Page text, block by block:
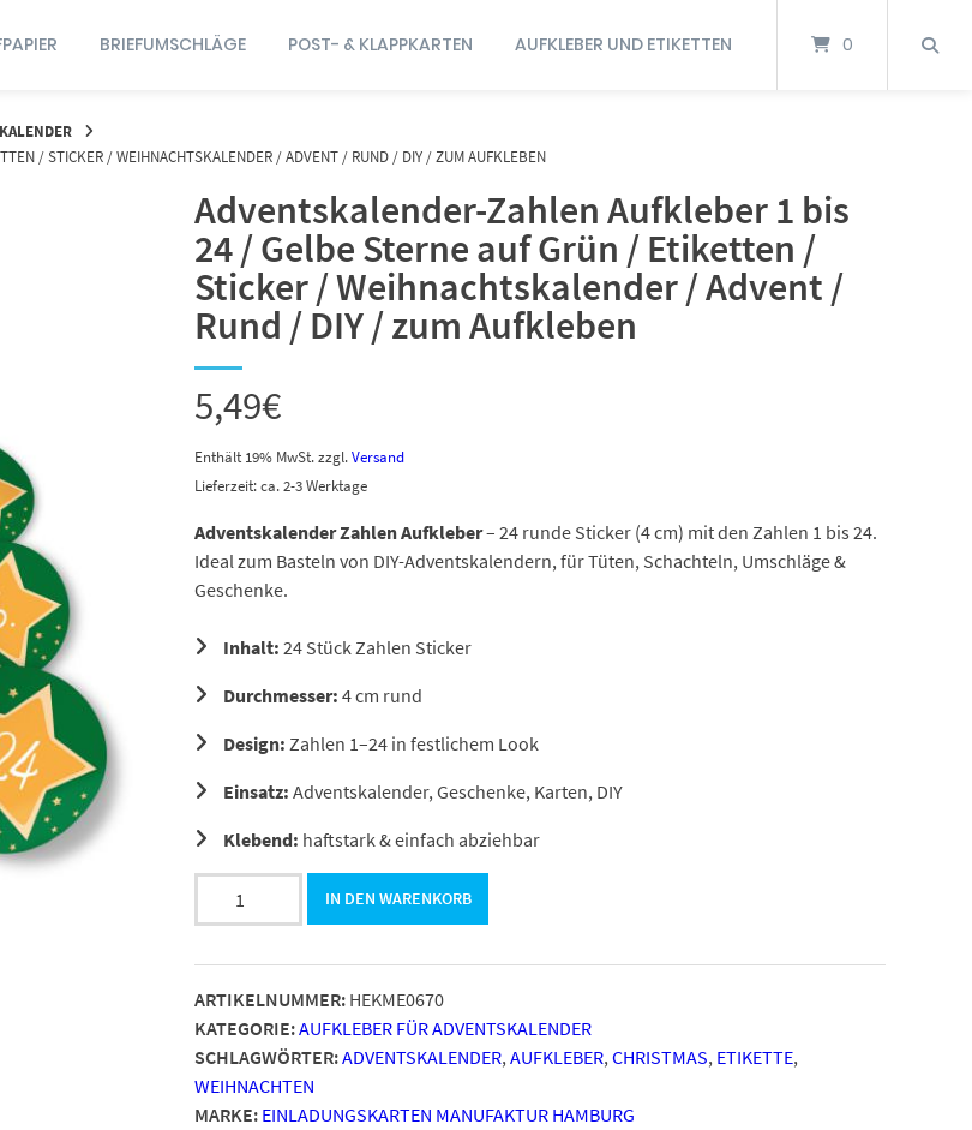
BRIEFUMSCHLÄGE POST- & KLAPPKARTEN AUFKLEBER UND ETIKETTEN 0
/ STICKER / WEIHNACHTSKALENDER / ADVENT / RUND / DIY / ZUM AUFKLEBEN
Adventskalender-Zahlen Aufkleber 1 bis
24 / Gelbe Sterne auf Grün / Etiketten /
Sticker / Weihnachtskalender / Advent /
Rund / DIY / zum Aufkleben
5,49€
Enthält 19% MwSt.zzgl.Versand
Lieferzeit: ca. 2-3 Werktage
Adventskalender Zahlen Aufkleber– 24 runde Sticker (4 cm) mit den Zahlen 1 bis 24.
Ideal zum Basteln von DIY-Adventskalendern, für Tüten, Schachteln, Umschläge &
Geschenke.
Inhalt: 24 Stück Zahlen Sticker
Durchmesser: 4 cm rund
Design: Zahlen 1–24 in festlichem Look
Einsatz: Adventskalender, Geschenke, Karten, DIY
Klebend: haftstark & einfach abziehbar
Zahlen
1
bis
24
/
Gelbe
Sterne
IN DEN WARENKORB
ARTIKELNUMMER: HEKME0670
KATEGORIE:AUFKLEBER FÜR ADVENTSKALENDER
SCHLAGWÖRTER:ADVENTSKALENDER, AUFKLEBER, CHRISTMAS, ETIKETTE,
WEIHNACHTEN
MARKE: EINLADUNGSKARTEN MANUFAKTUR HAMBURG